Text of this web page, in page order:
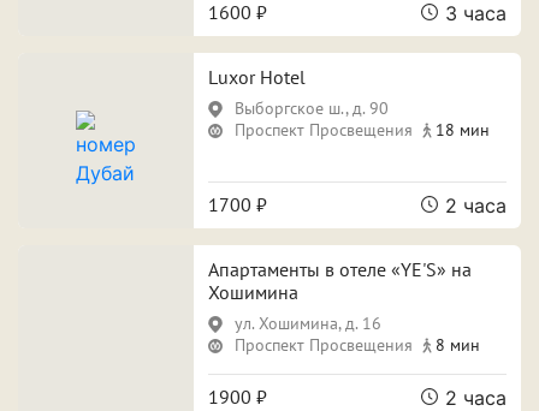
Собственная парковка Кондиционер
Сауна
ПРИМЕНИТЬ ФИЛЬТРЫ ЗАКРЫТЬ
1600 ₽ 3 часа
Luxor Hotel
Выборгское ш., д. 90
Проспект Просвещения
18 мин
1700 ₽ 2 часа
Апартаменты в отеле «YE'S» на
Хошимина
ул. Хошимина, д. 16
Проспект Просвещения
8 мин
1900 ₽ 2 часа